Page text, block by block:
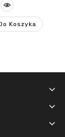
Koszyka